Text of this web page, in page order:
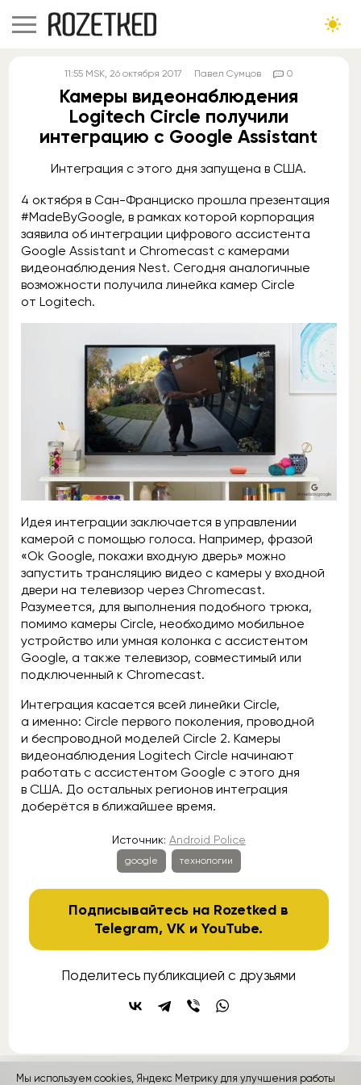
11:55 MSK, 26 октября 2017 Павел Сумцов 0
Камеры видеонаблюдения
Logitech Circle получили
интеграцию с Google Assistant
Интеграция с этого дня запущена в США.
4 октября в Сан-Франциско прошла презентация
#MadeByGoogle, в рамках которой корпорация
заявила об интеграции цифрового ассистента
Google Assistant и Chromecast с камерами
видеонаблюдения Nest. Сегодня аналогичные
возможности получила линейка камер Circle
от Logitech.
Идея интеграции заключается в управлении
камерой с помощью голоса. Например, фразой
«Ok Google, покажи входную дверь» можно
запустить трансляцию видео с камеры у входной
двери на телевизор через Chromecast.
Разумеется, для выполнения подобного трюка,
помимо камеры Circle, необходимо мобильное
устройство или умная колонка с ассистентом
Google, а также телевизор, совместимый или
подключенный к Chromecast.
Интеграция касается всей линейки Circle,
а именно: Circle первого поколения, проводной
и беспроводной моделей Circle 2. Камеры
видеонаблюдения Logitech Circle начинают
работать с ассистентом Google с этого дня
в США. До остальных регионов интеграция
доберётся в ближайшее время.
Источник: Android Police
google технологии
Подписывайтесь на Rozetked в
Telegram,VK иYouTube.
Поделитесь публикацией с друзьями
Мы используем cookies, Яндекс Метрику для улучшения работы